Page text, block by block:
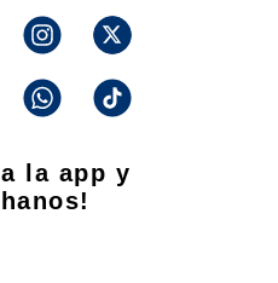
la app y